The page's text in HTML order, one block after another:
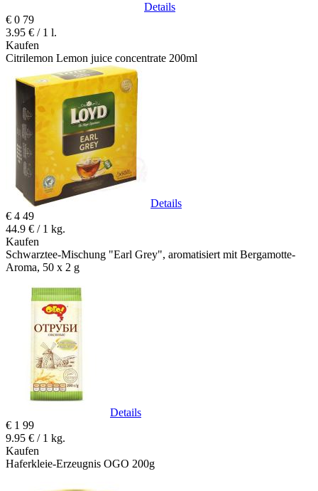
Details
€ 0 79
3.95 € / 1 l.
Kaufen
Citrilemon Lemon juice concentrate 200ml
Details
€ 4 49
44.9 € / 1 kg.
Kaufen
Schwarztee-Mischung "Earl Grey", aromatisiert mit Bergamotte-
Aroma, 50 x 2 g
Details
€ 1 99
9.95 € / 1 kg.
Kaufen
Haferkleie-Erzeugnis OGO 200g